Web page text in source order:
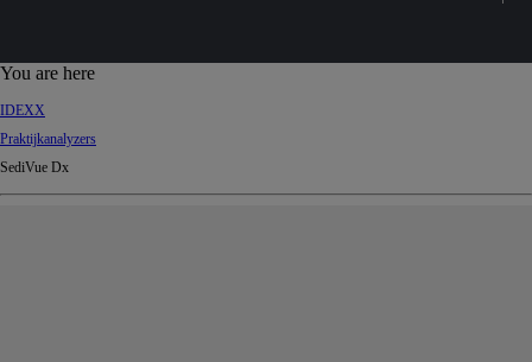
d
You are here
IDEXX
Praktijkanalyzers
SediVue Dx